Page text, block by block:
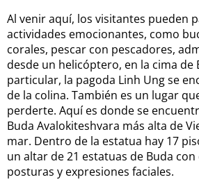
Al venir aquí, los visitantes pueden
actividades emocionantes, como
corales, pescar con pescadores,
desde un helicóptero, en la cima de
particular, la pagoda Linh Ung se
de la colina. También es un lugar
perderte. Aquí es donde se
Buda Avalokiteshvara más alta de
mar. Dentro de la estatua hay 17
un altar de 21 estatuas de Buda
posturas y expresiones faciales.